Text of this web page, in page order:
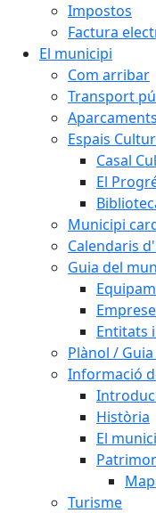
Impostos
Factura
El municipi
Com arribar
Transport
Aparcaments
Espais
Casal
El
Municipi
Calendaris
Guia del
Entitats
Plànol /
Informació
Història
El
Turisme